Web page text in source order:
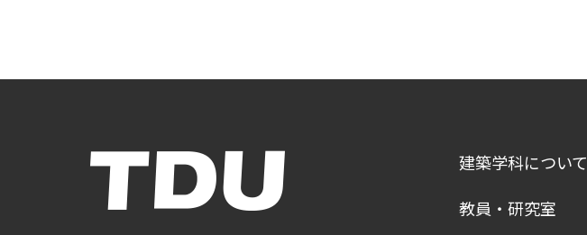
建築学科について
教員・研究室